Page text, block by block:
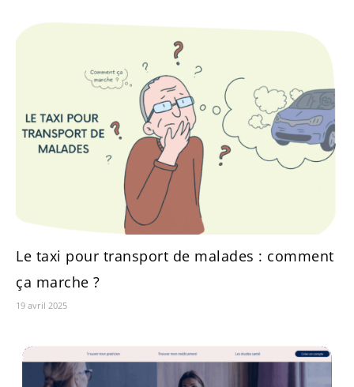
Le taxi pour transport de malades : comment
ça marche ?
19 avril 2025